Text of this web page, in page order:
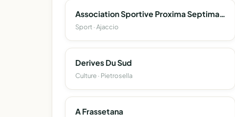
Association Sportive Proxima Septimana
Sport · Ajaccio
Derives Du Sud
Culture · Pietrosella
A Frassetana